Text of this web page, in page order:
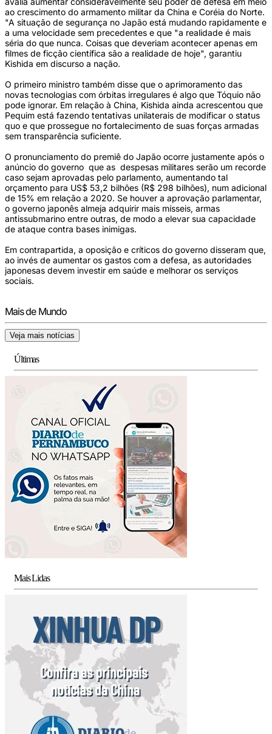
ao crescimento do armamento militar da China e Coréia do Norte.
"A situação de segurança no Japão está mudando rapidamente e
a uma velocidade sem precedentes e que "a realidade é mais
séria do que nunca. Coisas que deveriam acontecer apenas em
filmes de ficção científica são a realidade de hoje", garantiu
Kishida em discurso a nação.
O primeiro ministro também disse que o aprimoramento das
novas tecnologias com órbitas irregulares é algo que Tóquio não
pode ignorar. Em relação à China, Kishida ainda acrescentou que
Pequim está fazendo tentativas unilaterais de modificar o status
quo e que prossegue no fortalecimento de suas forças armadas
sem transparência suficiente.
O pronunciamento do premiê do Japão ocorre justamente após o
anúncio do governo que as despesas militares serão um recorde
caso sejam aprovadas pelo parlamento, aumentando tal
orçamento para US$ 53,2 bilhões (R$ 298 bilhões), num adicional
de 15% em relação a 2020. Se houver a aprovação parlamentar,
o governo japonês almeja adquirir mais mísseis, armas
antissubmarino entre outras, de modo a elevar sua capacidade
de ataque contra bases inimigas.
Em contrapartida, a oposição e críticos do governo disseram que,
ao invés de aumentar os gastos com a defesa, as autoridades
japonesas devem investir em saúde e melhorar os serviços
sociais.
Mais de Mundo
Veja mais notícias
Últimas
Mais Lidas